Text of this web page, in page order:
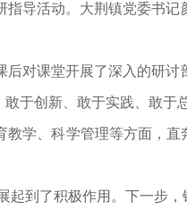
活动。大荆镇党委书记
课堂开展了深入的研讨
于创新、敢于实践、敢于总
、科学管理等方面，
到了积极作用。下一步